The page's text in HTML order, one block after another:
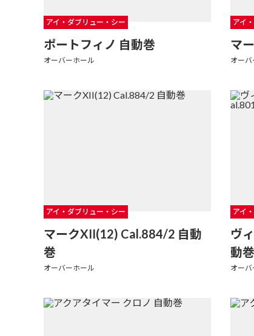
アイ・ダブリュー・シー
ポートフィノ 自動巻
オーバーホール
アイ
マ
オー
アイ・ダブリュー・シー
マークXII(12) Cal.884/2 自動
巻
オーバーホール
アイ
ヴ
動
オー